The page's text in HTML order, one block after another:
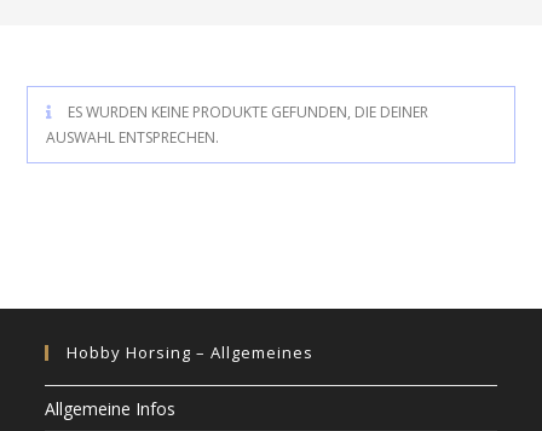
ES WURDEN KEINE PRODUKTE GEFUNDEN, DIE DEINER
AUSWAHL ENTSPRECHEN.
Hobby Horsing – Allgemeines
Allgemeine Infos